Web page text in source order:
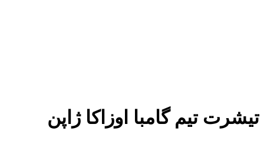
تیشرت تیم گامبا اوزاکا ژاپن